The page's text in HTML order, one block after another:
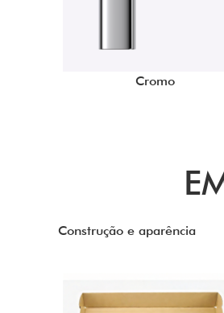
Cromo
Construção e aparência